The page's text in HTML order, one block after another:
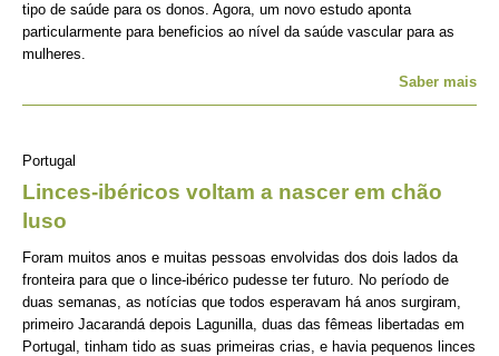
tipo de saúde para os donos. Agora, um novo estudo aponta
particularmente para beneficios ao nível da saúde vascular para as
mulheres.
Saber mais
Portugal
Linces-ibéricos voltam a nascer em chão
luso
Foram muitos anos e muitas pessoas envolvidas dos dois lados da
fronteira para que o lince-ibérico pudesse ter futuro. No período de
duas semanas, as notícias que todos esperavam há anos surgiram,
primeiro Jacarandá depois Lagunilla, duas das fêmeas libertadas em
Portugal, tinham tido as suas primeiras crias, e havia pequenos linces